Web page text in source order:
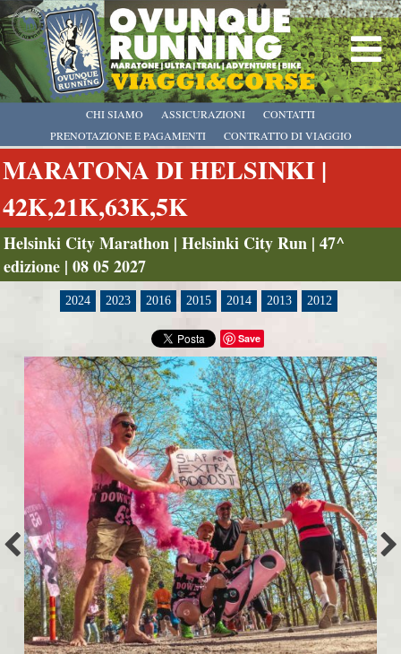
CHI SIAMO
PRENOTAZIONE E PAGAMENTI
CONTRATTO DI VIAGGIO
ASSICURAZIONI CONTATTI
MARATONA DI HELSINKI |
42K,21K,63K,5K
Helsinki City Marathon | Helsinki City Run | 47^
edizione | 08 05 2027
2024 2023 2016 2015 2014 2013 2012
Save